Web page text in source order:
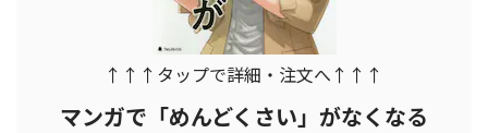
↑↑↑タップで詳細・注文へ↑↑↑
マンガで「めんどくさい」がなくなる